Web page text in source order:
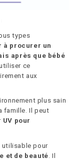
types
à procurer un
après que bébé
ce
aux
plus sain
famille. Il peut
pour
utilisable pour
et de beauté . Il